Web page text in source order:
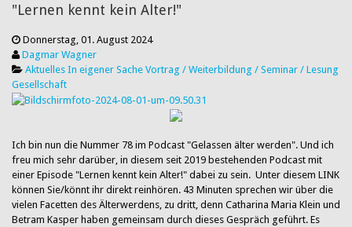
"Lernen kennt kein Alter!"
Donnerstag, 01. August 2024
Dagmar Wagner
Aktuelles In eigener Sache Vortrag / Weiterbildung / Seminar / Lesung
Gesellschaft
Ich bin nun die Nummer 78 im Podcast "Gelassen älter werden". Und ich
freu mich sehr darüber, in diesem seit 2019 bestehenden Podcast mit
einer Episode "Lernen kennt kein Alter!" dabei zu sein. Unter diesem LINK
können Sie/könnt ihr direkt reinhören. 43 Minuten sprechen wir über die
vielen Facetten des Älterwerdens, zu dritt, denn Catharina Maria Klein und
Betram Kasper haben gemeinsam durch dieses Gespräch geführt. Es